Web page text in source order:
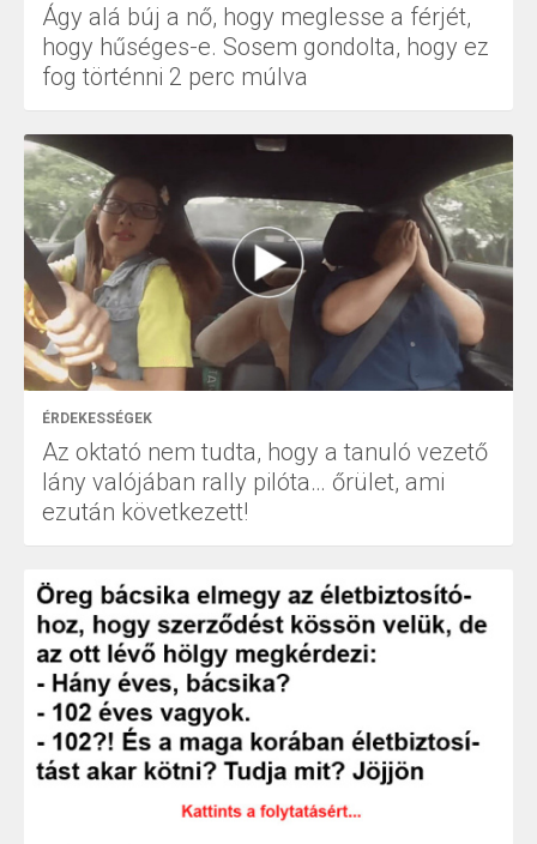
Ágy alá búj a nő, hogy meglesse a férjét,
hogy hűséges-e. Sosem gondolta, hogy ez
fog történni 2 perc múlva
ÉRDEKESSÉGEK
Az oktató nem tudta, hogy a tanuló vezető
lány valójában rally pilóta… őrület, ami
ezután következett!